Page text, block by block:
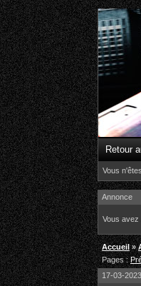
Retour
Vous
Annonce
Vous avez
Accueil »
Pages :
17-03-